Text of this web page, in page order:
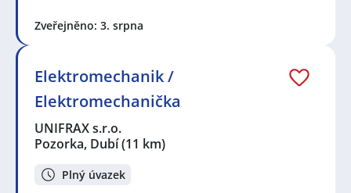
Zveřejněno: 3. srpna
Elektromechanik /
Elektromechanička
UNIFRAX s.r.o.
Pozorka, Dubí(11 km)
Plný úvazek